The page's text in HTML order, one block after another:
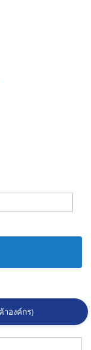
าองค์กร)